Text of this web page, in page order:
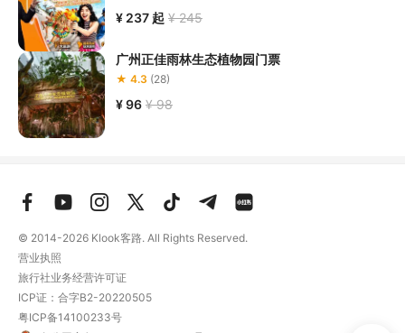
停车场：
广州融创乐园停车场
1、停车指引：
① 天贵路→平步大道→曙光路→罗仙路→融创乐园停车楼
②凤凰北路→罗仙路→融创乐园停车楼
2、停车服务：实现按进场次收费，即进场时间30分钟内（含
车公告为准
一、广州融创乐园停车场收费标准：
1、停车位：室内3800个，室外-大巴停车专用400个。
2、收费标准：小车进场时间30分钟内（含30分钟）不收费，
超出30分钟按每辆8元/车计费（不足1小时的按1小时计费），
全天收费封顶64元/天，从车辆进入到离开为一次周期，实行
¥ 237 起 ¥ 245
广州正佳雨林生态植物园门票
★ 4.3 (28)
¥ 96 ¥ 98
© 2014-2026 Klook客路. All Rights Reserved.
营业执照
旅行社业务经营许可证
ICP证：合字B2-20220505
粤ICP备14100233号